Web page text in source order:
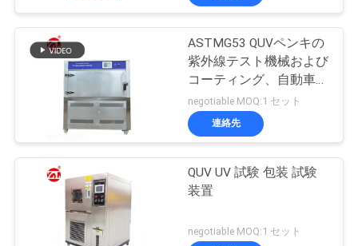
ASTMG53 QUVペンキの
紫外線テスト機械および
コーティング、自動車、
プラスチック等
negotiable MOQ:1 セット
連絡先
QUV UV 試験 包装 試験
装置
negotiable MOQ:1 セット